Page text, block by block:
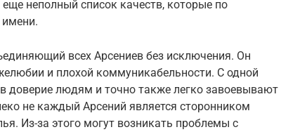
неполный список качеств, которые по
имени.
всех Арсениев без исключения. Он
и плохой коммуникабельности. С одной
доверие людям и точно также легко завоевывают
не каждый Арсений является сторонником
Из-за этого могут возникать проблемы с